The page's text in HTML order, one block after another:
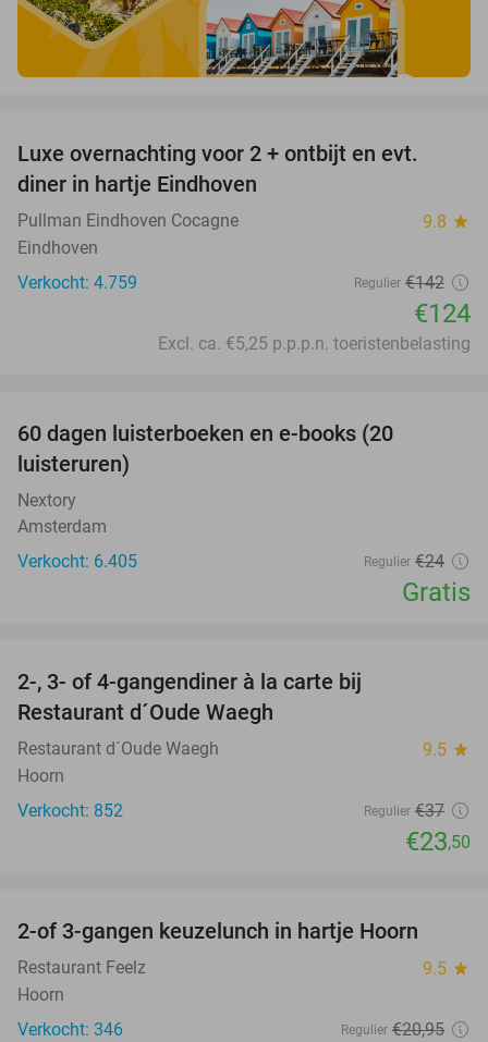
Luxe overnachting voor 2 + ontbijt en evt.
diner in hartje Eindhoven
Pullman Eindhoven Cocagne 9.8 star
Eindhoven
Verkocht: 4.759
Regulier €142
€124
Excl. ca. €5,25 p.p.p.n. toeristenbelasting
60 dagen luisterboeken en e-books (20
luisteruren)
Nextory
Amsterdam
Verkocht: 6.405
Regulier €24
Gratis
2-, 3- of 4-gangendiner à la carte bij
Restaurant d´Oude Waegh
Restaurant d´Oude Waegh 9.5 star
Hoorn
Verkocht: 852
Regulier €37
€23,50
2-of 3-gangen keuzelunch in hartje Hoorn
Restaurant Feelz 9.5 star
Hoorn
Verkocht: 346
Regulier €20,95